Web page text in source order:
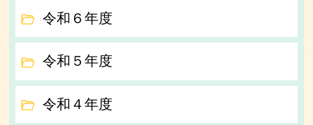
令和６年度
令和５年度
令和４年度